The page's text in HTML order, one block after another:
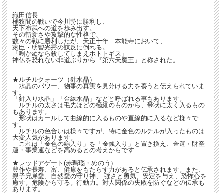
織田信長
桶狭間の戦いで今川勢に勝利し、
天下布武への道を歩み出す。
その斬新さや攻撃的な性格で、
数々の戦に勝利したが、天正十年、本能寺において、
家臣・明智光秀の謀反に倒れる。
「鳴かぬなら殺してしまえホトトギス」
神仏を恐れない非道ぶりから『第六天魔王』と称された。
★ルチルクォーツ（針水晶）
水晶のパワー、物事の真実を見分ける力を養うと伝えられていま
す。
「針入り水晶」「金線水晶」などと呼ばれる事もあります。
ルチルの太さは毛先ほどの極細のものから、帯状に太く入るもの
もあります。
形状はカールして曲線的に入るものや直線的に入るなど様々で
す。
ルチルの色合いは様々ですが、特に金色のルチルが入ったものは
大変人気があります。
これは「金色の線入り」を「金銭入り」と置き換え、金運・財産
運・事業運などを高めるとの考えからです
★レッドアゲート(赤瑪瑙・めのう）
豊作や長寿、富、健康をもたらす力があると伝承されます。また、
親子兄弟愛、自然愛の守り神、 強さと勇気、安定を与え、恐怖心を
癒す。危険から守る。行動力。対人関係の失敗を防ぐなどの伝承も
あります。